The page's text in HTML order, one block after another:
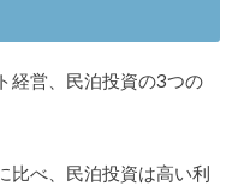
経営、民泊投資の3つの
比べ、民泊投資は高い利